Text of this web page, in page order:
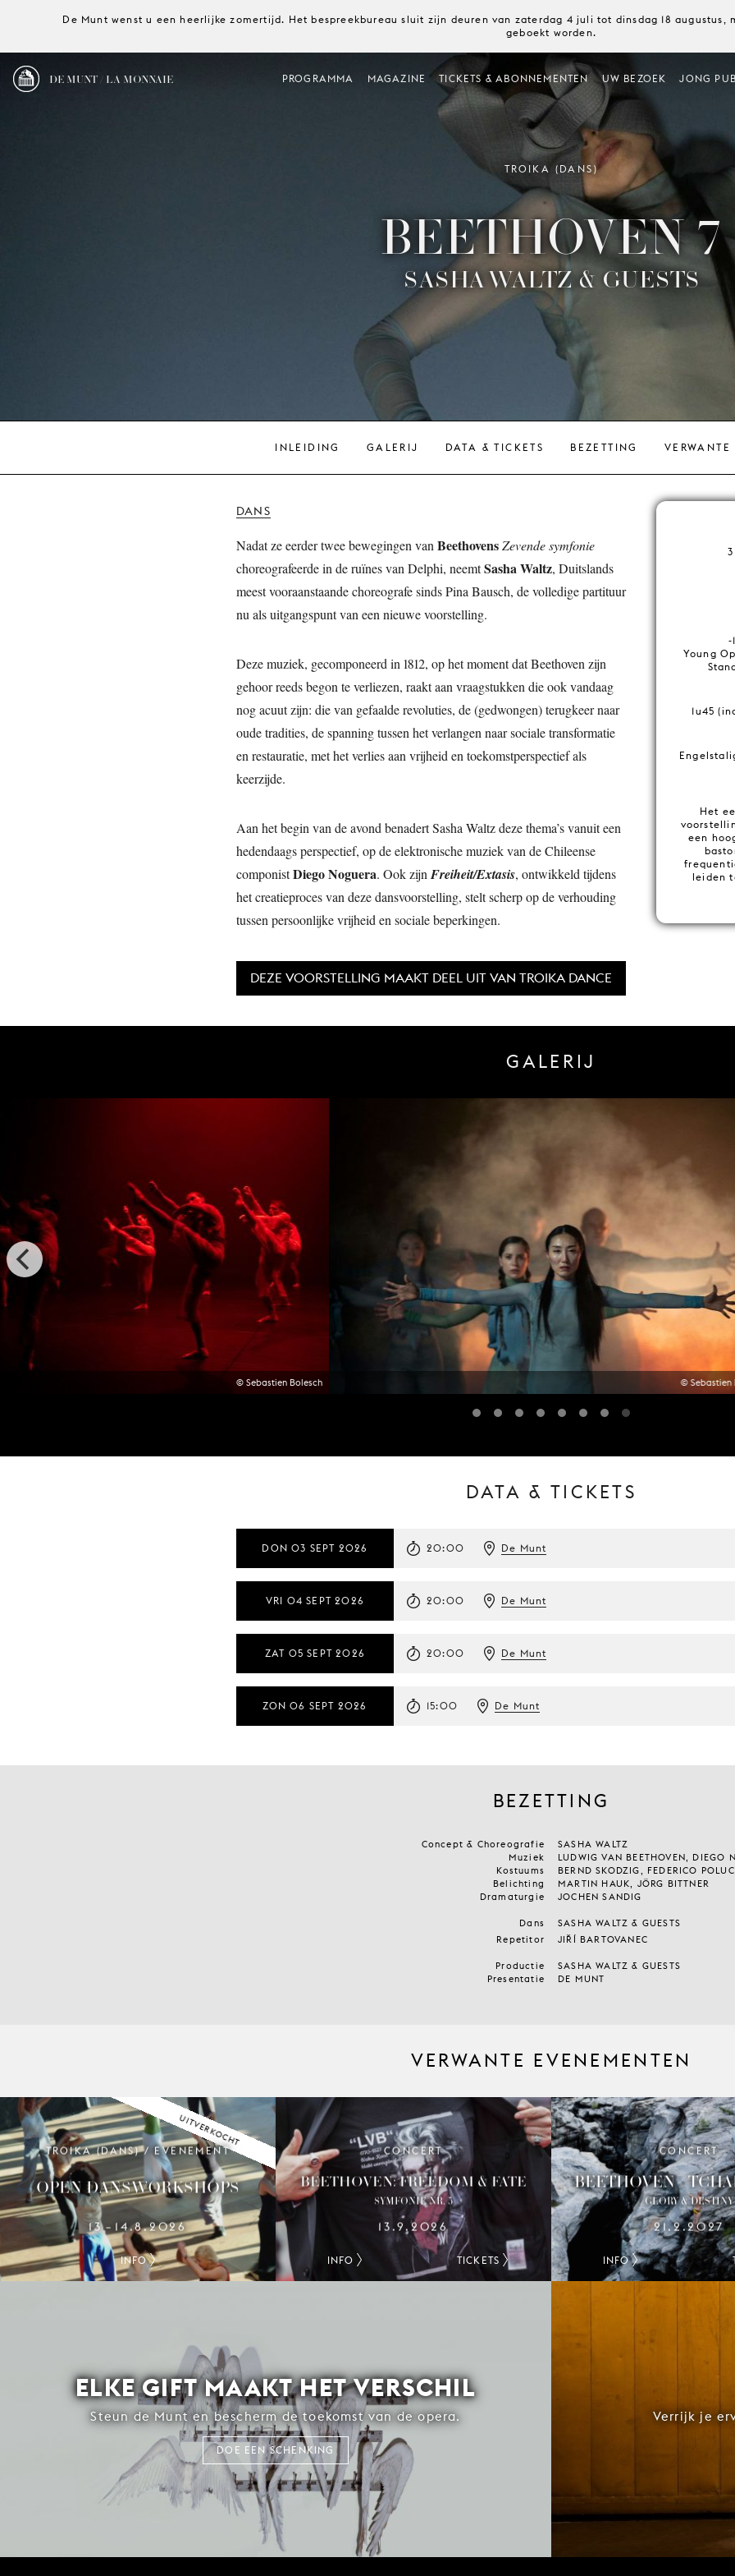
De Munt wenst u een heerlijke zomertijd. Het bespreekbureau sluit zijn deuren van zaterdag 4 juli tot dinsdag 18 augustus,
geboekt worden.
DE MUNT / LA MONNAIE PROGRAMMA MAGAZINE TICKETS & ABONNEMENTEN UW BEZOEK JONG
TROIKA (DANS)
BEETHOVEN 7
SASHA WALTZ & GUESTS
INLEIDING GALERIJ DATA & TICKETS BEZETTING VERWANTE
DANS
Nadat ze eerder twee bewegingen van BeethovensZevende symfonie
choreografeerde in de ruïnes van Delphi, neemtSasha Waltz, Duitslands
meest vooraanstaande choreografe sinds Pina Bausch, de volledige partituur
nu als uitgangspunt van een nieuwe voorstelling.
Deze muziek, gecomponeerd in 1812, op het moment dat Beethoven zijn
gehoor reeds begon te verliezen, raakt aan vraagstukken die ook vandaag
nog acuut zijn: die van gefaalde revoluties, de (gedwongen) terugkeer naar
oude tradities, de spanning tussen het verlangen naar sociale transformatie
en restauratie, met het verlies aan vrijheid en toekomstperspectief als
keerzijde.
Aan het begin van de avond benadert Sasha Waltz deze thema’s vanuit een
hedendaags perspectief, op de elektronische muziek van de Chileense
componistDiego Noguera. Ook zijn Freiheit/Extasis, ontwikkeld tijdens
het creatieproces van deze dansvoorstelling, stelt scherp op de verhouding
tussen persoonlijke vrijheid en sociale beperkingen.
DEZE VOORSTELLING MAAKT DEEL UIT VAN TROIKA DANCE
3
-
Young
1u45
Het
een
leiden
GALERIJ
© Sebastien Bolesch © Sebastien
DATA & TICKETS
DON 03 SEPT 2026 20:00 De Munt
VRI 04 SEPT 2026 20:00 De Munt
ZAT 05 SEPT 2026 20:00 De Munt
ZON 06 SEPT 2026 15:00 De Munt
BEZETTING
Concept & Choreografie
SASHA WALTZ
Muziek
LUDWIG VAN BEETHOVEN, DIEGO
Kostuums
BERND SKODZIG, FEDERICO
Belichting
MARTIN HAUK, JÖRG BITTNER
Dramaturgie
JOCHEN SANDIG
Dans
SASHA WALTZ & GUESTS
Repetitor
JIŘÍ BARTOVANEC
Productie
SASHA WALTZ & GUESTS
Presentatie
DE MUNT
VERWANTE EVENEMENTEN
UITVERKOCHT
TROIKA (DANS) / EVENEMENT
OPEN DANSWORKSHOPS
13– 14.8.2026
INFO
CONCERT
BEETHOVEN: FREEDOM & FATE
SYMFONIE NR. 5
13.9.2026
INFO TICKETS
CONCERT
BEETHOVEN /
GLORY & DESTINY
21.2.2027
INFO
ELKE GIFT MAAKT HET VERSCHIL
Steun de Munt en bescherm de toekomst van de opera.
DOE EEN SCHENKING
Verrijk je